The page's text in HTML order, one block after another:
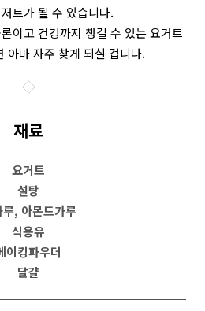
트가 될 수 있습니다.
이고 건강까지 챙길 수 있는 요거트
아마 자주 찾게 되실 겁니다.
재료
요거트
설탕
루, 아몬드가루
식용유
이킹파우더
달걀